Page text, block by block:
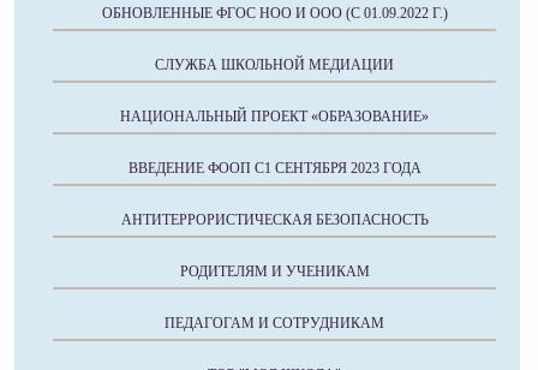
ОБНОВЛЕННЫЕ ФГОС НОО И ООО (С 01.09.2022 Г.)
СЛУЖБА ШКОЛЬНОЙ МЕДИАЦИИ
НАЦИОНАЛЬНЫЙ ПРОЕКТ «ОБРАЗОВАНИЕ»
ВВЕДЕНИЕ ФООП С1 СЕНТЯБРЯ 2023 ГОДА
АНТИТЕРРОРИСТИЧЕСКАЯ БЕЗОПАСНОСТЬ
РОДИТЕЛЯМ И УЧЕНИКАМ
ПЕДАГОГАМ И СОТРУДНИКАМ